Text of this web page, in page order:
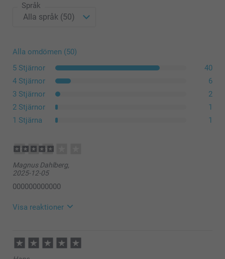
Språk
Alla omdömen (50)
5 Stjärnor
40
4 Stjärnor
6
3 Stjärnor
2
2 Stjärnor
1
1 Stjärna
1
Magnus Dahlberg,
2025-12-05
000000000000
Visa reaktioner
15:25
Hej